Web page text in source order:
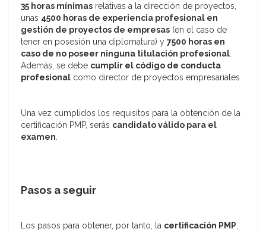
35 horas mínimas relativas a la dirección de proyectos,
unas 4500 horas de experiencia profesional en
gestión de proyectos de empresas (en el caso de
tener en posesión una diplomatura) y 7500 horas en
caso de no poseer ninguna titulación profesional.
Además, se debe cumplir el código de conducta
profesional como director de proyectos empresariales.
Una vez cumplidos los requisitos para la obtención de la
certificación PMP, serás candidato válido para el
examen.
Pasos a seguir
Los pasos para obtener, por tanto, la certificación PMP,